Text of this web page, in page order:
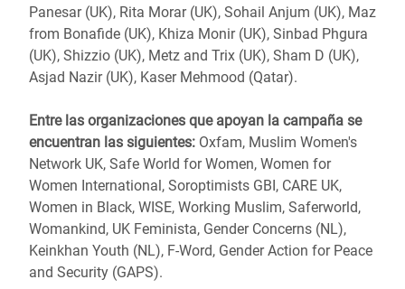
Panesar (UK), Rita Morar (UK), Sohail Anjum (UK), Maz
from Bonafide (UK), Khiza Monir (UK), Sinbad Phgura
(UK), Shizzio (UK), Metz and Trix (UK), Sham D (UK),
Asjad Nazir (UK), Kaser Mehmood (Qatar).
Entre las organizaciones que apoyan la campaña se
encuentran las siguientes: Oxfam, Muslim Women's
Network UK, Safe World for Women, Women for
Women International, Soroptimists GBI, CARE UK,
Women in Black, WISE, Working Muslim, Saferworld,
Womankind, UK Feminista, Gender Concerns (NL),
Keinkhan Youth (NL), F-Word, Gender Action for Peace
and Security (GAPS).